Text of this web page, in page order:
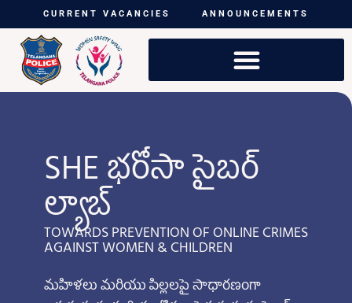
CURRENT VACANCIES ANNOUNCEMENTS
SHE భరోసా సైబర్
ల్యాబ్
TOWARDS PREVENTION OF ONLINE CRIMES
AGAINST WOMEN & CHILDREN
మహిళలు మరియు పిల్లలపై సాధారణంగా